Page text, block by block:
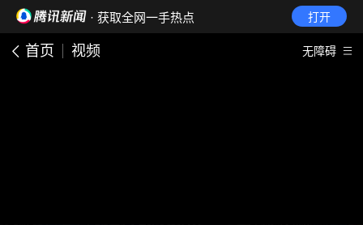
· 获取全网一手热点 打开
首页 视频 无障碍